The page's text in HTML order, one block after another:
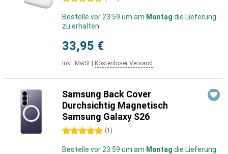
Bestelle vor 23:59 um am Montag die Lieferung
zu erhalten
33,95 €
Inkl. MwSt Kostenloser Versand
Samsung Back Cover
Durchsichtig Magnetisch
Samsung Galaxy S26
5 Sterne (1 )
Bestelle vor 23:59 um am Montag die Lieferung